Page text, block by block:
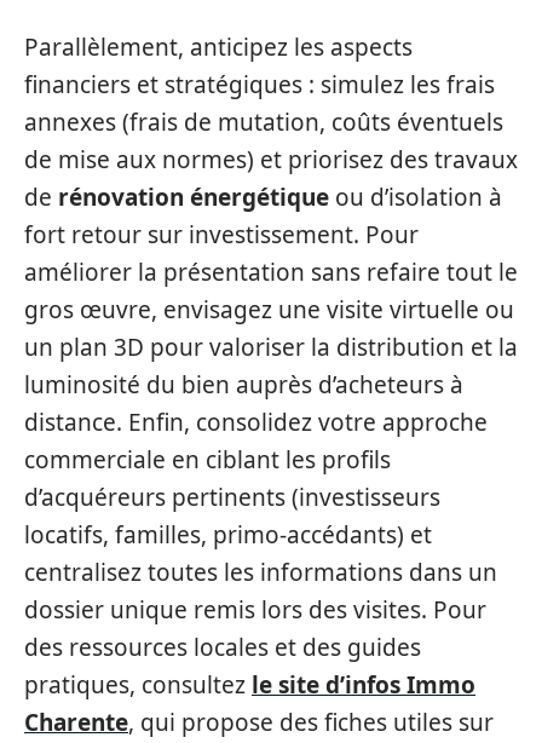
Parallèlement, anticipez les aspects
financiers et stratégiques : simulez les frais
annexes (frais de mutation, coûts éventuels
de mise aux normes) et priorisez des travaux
de rénovation énergétique ou d’isolation à
fort retour sur investissement. Pour
améliorer la présentation sans refaire tout le
gros œuvre, envisagez une visite virtuelle ou
un plan 3D pour valoriser la distribution et la
luminosité du bien auprès d’acheteurs à
distance. Enfin, consolidez votre approche
commerciale en ciblant les profils
d’acquéreurs pertinents (investisseurs
locatifs, familles, primo‑accédants) et
centralisez toutes les informations dans un
dossier unique remis lors des visites. Pour
des ressources locales et des guides
pratiques, consultez le site d’infos Immo
Charente, qui propose des fiches utiles sur